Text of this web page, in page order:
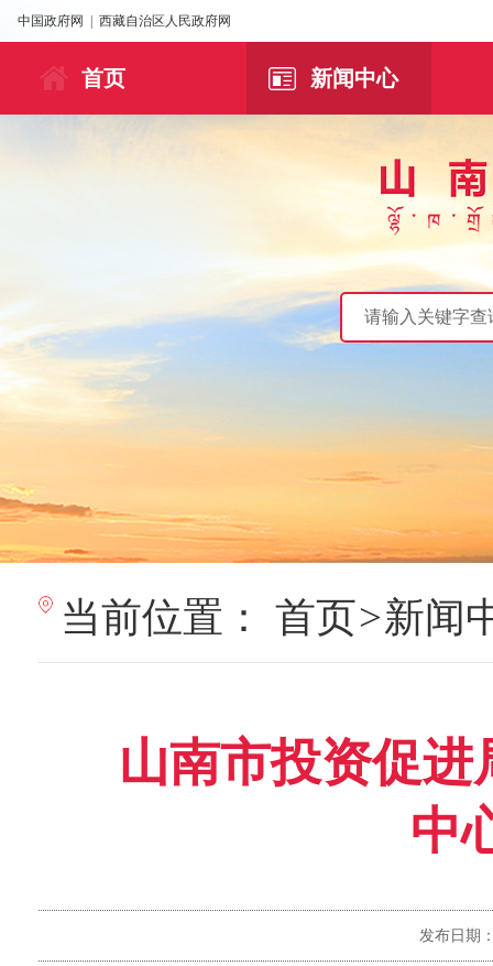
中国政府网 西藏自治区人民政府网
首页 新闻中心
当前位置： 首页>新闻
山南市投资促进
中
发布日期